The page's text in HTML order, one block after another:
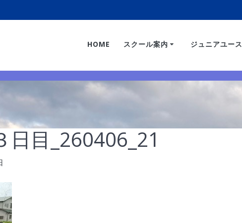
HOME スクール案内 ジュニアユース
日目_260406_21